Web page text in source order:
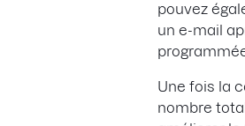
pouvez
un e-mail
Une fois la
nombre